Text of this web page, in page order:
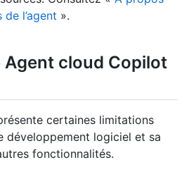
l’agent ».
cloud Copilot
certaines limitations
développement logiciel et sa
fonctionnalités.